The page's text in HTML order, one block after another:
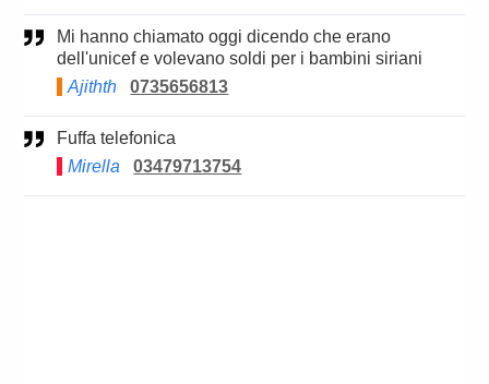
Mi hanno chiamato oggi dicendo che erano
dell'unicef e volevano soldi per i bambini siriani
Ajithth
0735656813
Fuffa telefonica
Mirella
03479713754